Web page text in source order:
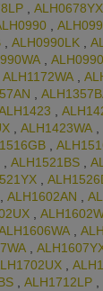
, ALH0678YX
,
, ALH0990LK ,
,
ALH1172WA ,
,
,
, ALH1423WA ,
,
, ALH1521BS ,
,
, ALH1602AN ,
,
,
,
,
, ALH1712LP ,